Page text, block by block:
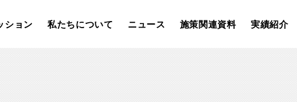
ション 私たちについて ニュース 施策関連資料 実績紹介